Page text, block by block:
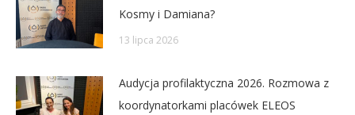
Kosmy i Damiana?
13 lipca 2026
Audycja profilaktyczna 2026. Rozmowa z
koordynatorkami placówek ELEOS